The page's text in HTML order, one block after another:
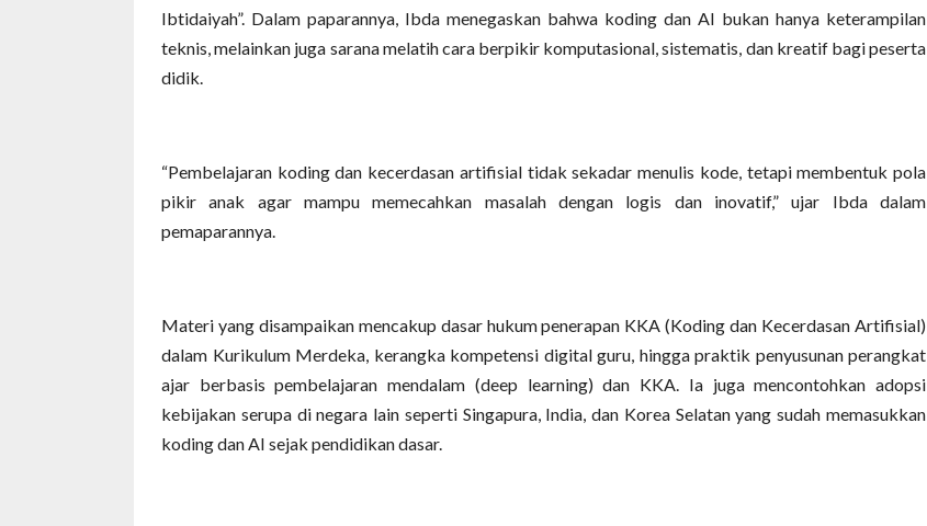
Ibtidaiyah”. Dalam paparannya, Ibda menegaskan bahwa koding dan AI bukan hanya keterampilan
teknis, melainkan juga sarana melatih cara berpikir komputasional, sistematis, dan kreatif bagi peserta
didik.
“Pembelajaran koding dan kecerdasan artifisial tidak sekadar menulis kode, tetapi membentuk pola
pikir anak agar mampu memecahkan masalah dengan logis dan inovatif,” ujar Ibda dalam
pemaparannya.
Materi yang disampaikan mencakup dasar hukum penerapan KKA (Koding dan Kecerdasan Artifisial)
dalam Kurikulum Merdeka, kerangka kompetensi digital guru, hingga praktik penyusunan perangkat
ajar berbasis pembelajaran mendalam (deep learning) dan KKA. Ia juga mencontohkan adopsi
kebijakan serupa di negara lain seperti Singapura, India, dan Korea Selatan yang sudah memasukkan
koding dan AI sejak pendidikan dasar.